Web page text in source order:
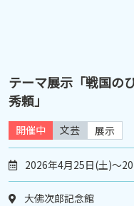
テーマ展示「戦国
秀頼」
開催中 文芸 展示
2026年4月25日(土)～
大佛次郎記念館